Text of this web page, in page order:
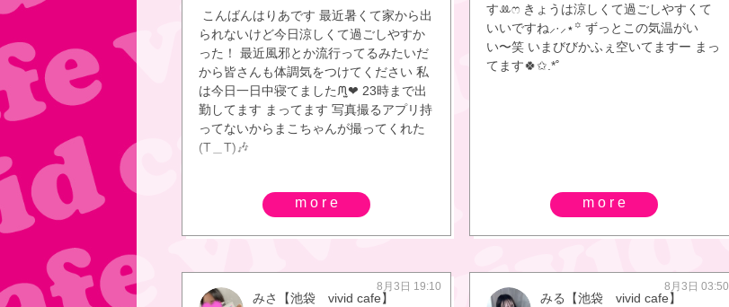
こんばんはりあです 最近暑くて家から出
られないけど今日涼しくて過ごしやすか
った！ 最近風邪とか流行ってるみたいだ
から皆さんも体調気をつけてください 私
は今日一日中寝てましたᙏ̤̫❤︎ 23時まで出
勤してます まってます 写真撮るアプリ持
ってないからまこちゃんが撮ってくれた
(T＿T)🎶
more
すꔛ‬ෆ きょうは涼しくて過ごしやすくて
いいですね⸝·⸝⋆꙳ ずっとこの気温がい
い〜笑 いまびびかふぇ空いてますー まっ
てます🍀✩.*˚
more
みさ【池袋 vivid cafe】
8月3日 19:10
みる【池袋 vivid cafe】
8月3日 03:50